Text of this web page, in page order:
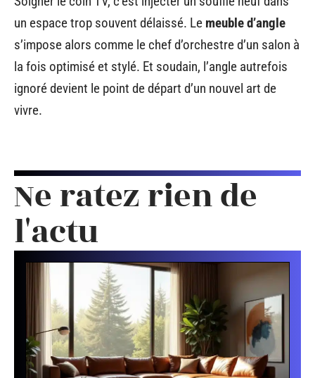
un espace trop souvent délaissé. Le meuble d’angle
s’impose alors comme le chef d’orchestre d’un salon à
la fois optimisé et stylé. Et soudain, l’angle autrefois
ignoré devient le point de départ d’un nouvel art de
vivre.
Ne ratez rien de
l'actu